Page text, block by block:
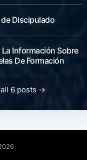
Discipulado
Información Sobre
De Formación
6 posts →